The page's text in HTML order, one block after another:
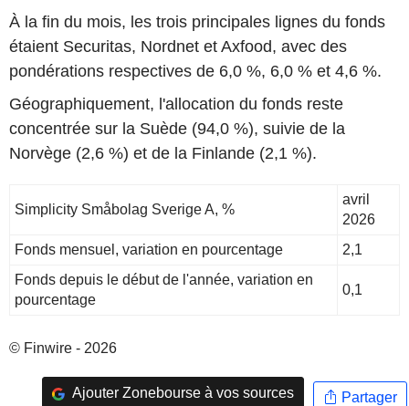
À la fin du mois, les trois principales lignes du fonds
étaient Securitas, Nordnet et Axfood, avec des
pondérations respectives de 6,0 %, 6,0 % et 4,6 %.
Géographiquement, l'allocation du fonds reste
concentrée sur la Suède (94,0 %), suivie de la
Norvège (2,6 %) et de la Finlande (2,1 %).
Simplicity Småbolag Sverige A, %
avril
2026
Fonds mensuel, variation en pourcentage
2,1
Fonds depuis le début de l'année, variation en
pourcentage
0,1
© Finwire - 2026
Ajouter Zonebourse à vos sources Partager